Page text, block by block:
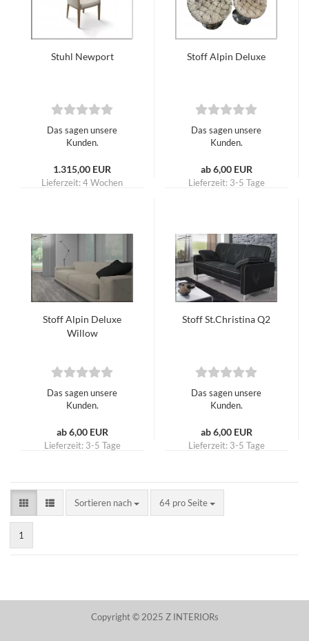
Stuhl Newport
Das sagen unsere
Kunden.
1.315,00 EUR
Lieferzeit:4 Wochen
Stoff Alpin Deluxe
Das sagen unsere
Kunden.
ab 6,00 EUR
Lieferzeit: 3-5 Tage
Stoff Alpin Deluxe
Willow
Das sagen unsere
Kunden.
ab 6,00 EUR
Lieferzeit: 3-5 Tage
Stoff St.Christina Q2
Das sagen unsere
Kunden.
ab 6,00 EUR
Lieferzeit: 3-5 Tage
Sortieren nach
Sortieren nach 64 pro Seite
pro Seite
1
Copyright © 2025 Z INTERIORs